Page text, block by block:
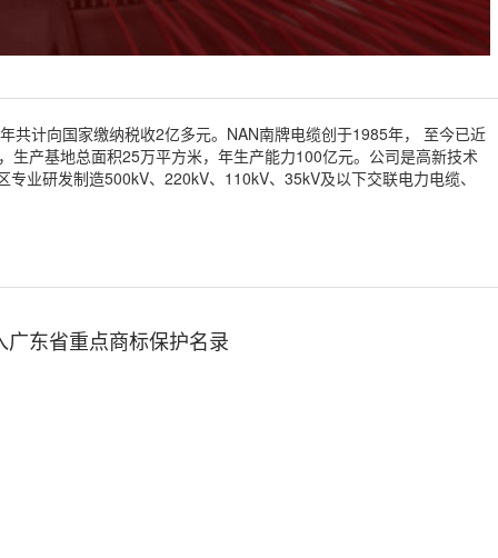
计向国家缴纳税收2亿多元。NAN南牌电缆创于1985年， 至今已近
产基地总面积25万平方米，年生产能力100亿元。公司是高新技术
业研发制造500kV、220kV、110kV、35kV及以下交联电力电缆、
广东省重点商标保护名录